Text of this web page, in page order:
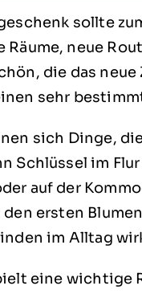
sollte
Räume, neue
die das
sehr
sich Dinge,
Schlüssel im
auf der
den ersten
im Alltag
eine wichtige